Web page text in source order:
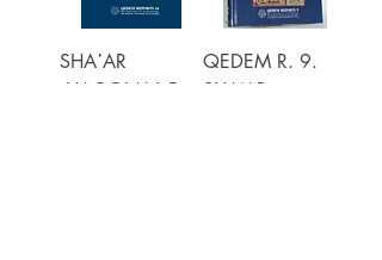
QEDEM R. 9.
SHA‘AR
SHA῾AR